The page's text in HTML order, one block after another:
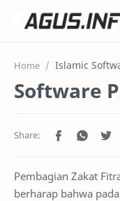
Home Islamic
Software
Pembagian Zakat
berharap bahwa